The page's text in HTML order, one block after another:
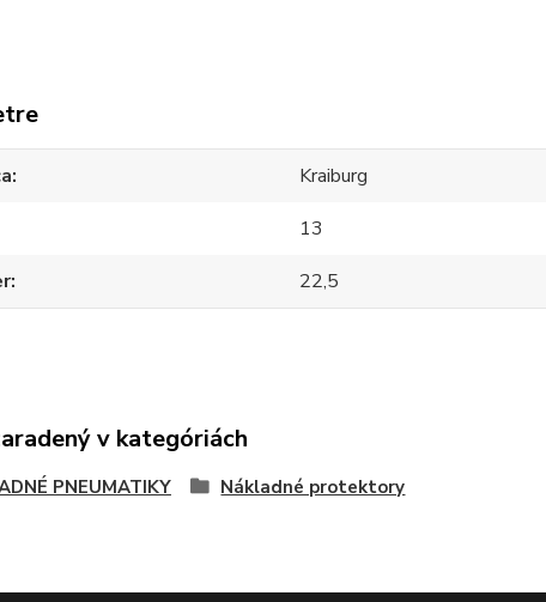
Kraiburg
13
22,5
v kategóriách
PNEUMATIKY Nákladné protektory